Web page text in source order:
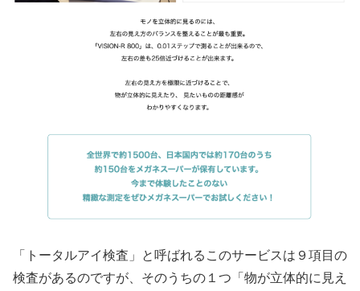
「トータルアイ検査」と呼ばれるこのサービスは９項目の
検査があるのですが、そのうちの１つ「物が立体的に見え